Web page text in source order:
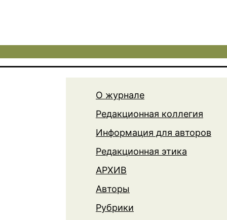
О журнале
Редакционная коллегия
Информация для авторов
Редакционная этика
АРХИВ
Авторы
Рубрики